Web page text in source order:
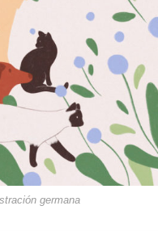
germana